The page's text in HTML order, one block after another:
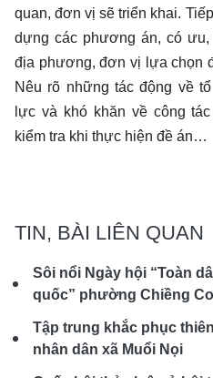
quan, đơn vị sẽ triển khai.
dựng các phương án, có
địa phương, đơn vị lựa chọn
Nêu rõ những tác động về
lực và khó khăn về công
kiểm tra khi thực hiện đề án…
TIN, BÀI LIÊN QUAN
Sôi nổi Ngày hội “Toàn
quốc” phường Chiềng
Tập trung khắc phục
nhân dân xã Muổi Nọi